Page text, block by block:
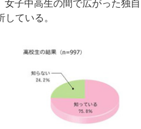
女子中高生の間で広がった独自
ている。